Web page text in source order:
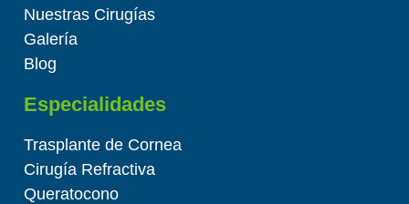
Nuestras Cirugías
Galería
Blog
Especialidades
Trasplante de Cornea
Cirugía Refractiva
Queratocono